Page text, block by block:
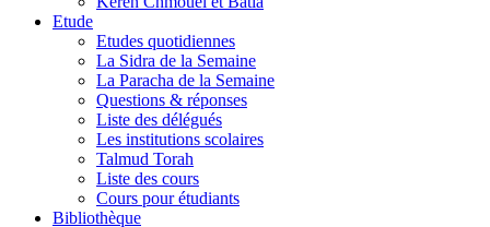
Etude
Etudes quotidiennes
La Sidra de la Semaine
La Paracha de la Semaine
Questions & réponses
Liste des délégués
Les institutions scolaires
Talmud Torah
Liste des cours
Cours pour étudiants
Bibliothèque